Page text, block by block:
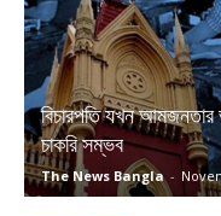
বিচারপতি যখন
চাকরি সম্ভব
The News Bangla -